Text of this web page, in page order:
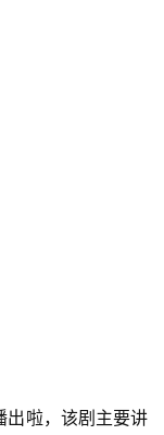
出啦，该剧主要讲